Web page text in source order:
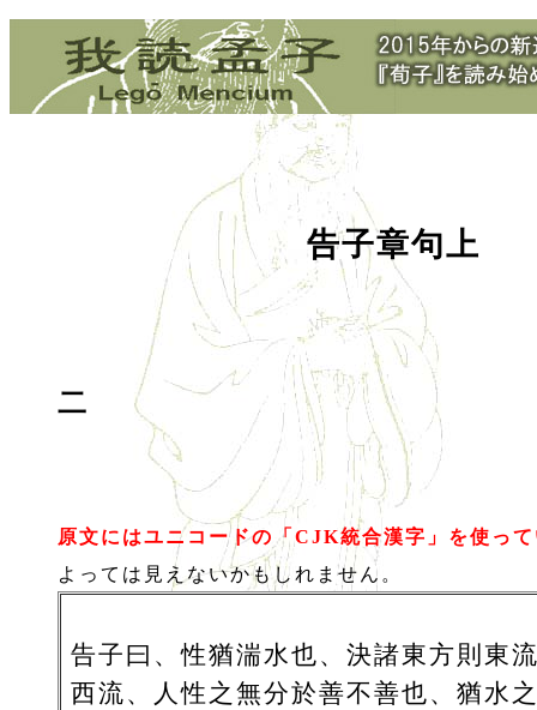
告子章句上
二
原文にはユニコードの「CJK統合漢字」を使っ
よっては見えないかもしれません。
告子曰、性猶湍水也、決諸東方則東
西流、人性之無分於善不善也、猶水